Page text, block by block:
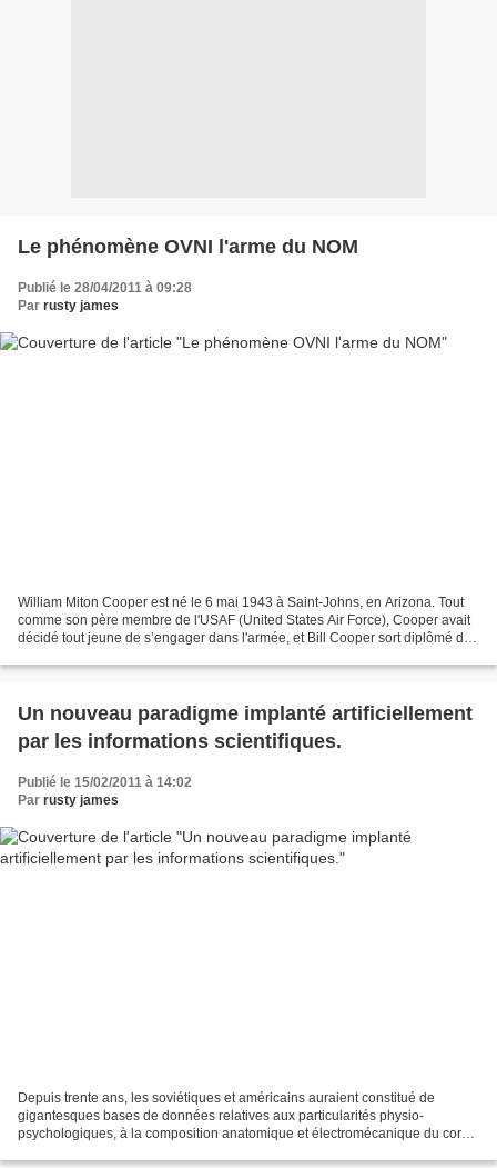
Le phénomène OVNI l'arme du NOM
Publié le 28/04/2011 à 09:28
Par rusty james
William Miton Cooper est né le 6 mai 1943 à Saint-Johns, en Arizona. Tout
comme son père membre de l'USAF (United States Air Force), Cooper avait
décidé tout jeune de s’engager dans l'armée, et Bill Cooper sort diplômé du
Un nouveau paradigme implanté artificiellement
par les informations scientifiques.
Publié le 15/02/2011 à 14:02
Par rusty james
Depuis trente ans, les soviétiques et américains auraient constitué de
gigantesques bases de données relatives aux particularités physio-
psychologiques, à la composition anatomique et électromécanique du corps